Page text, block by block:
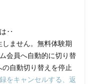
は‥
ません。無料体験期
会員へ自動的に切り替
自動切り替えを停止
をキャンセルする、返